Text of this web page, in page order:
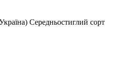
Середньостиглий сорт